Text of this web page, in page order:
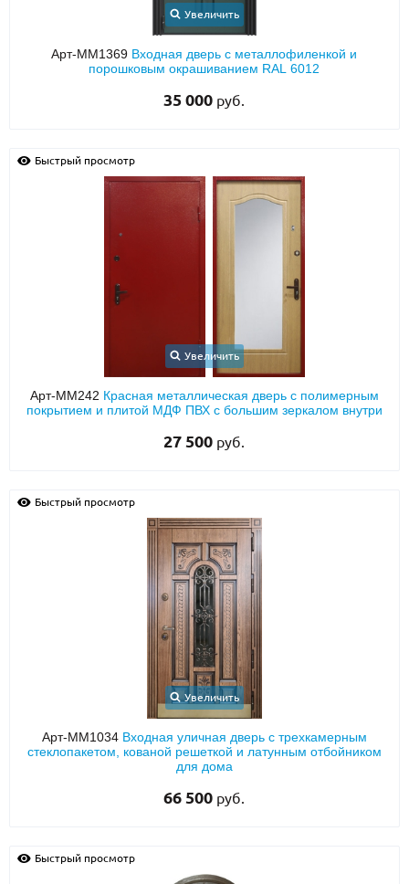
Увеличить
Арт-ММ1369 Входная дверь с металлофиленкой и
порошковым окрашиванием RAL 6012
35 000 руб.
Быстрый просмотр
Увеличить
Арт-ММ242 Красная металлическая дверь с полимерным
покрытием и плитой МДФ ПВХ с большим зеркалом внутри
27 500 руб.
Быстрый просмотр
Увеличить
Арт-ММ1034 Входная уличная дверь с трехкамерным
стеклопакетом, кованой решеткой и латунным отбойником
для дома
66 500 руб.
Быстрый просмотр